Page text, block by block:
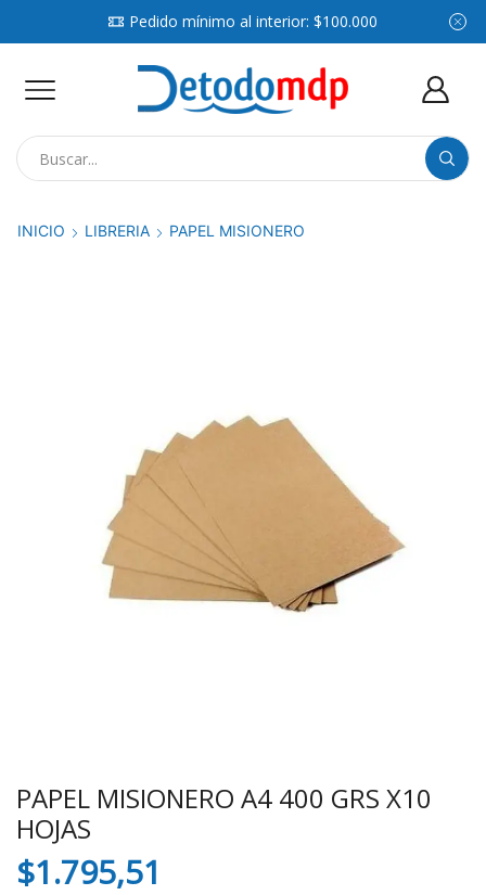
Pedido mínimo al interior: $100.000
INICIO LIBRERIA PAPEL MISIONERO
PAPEL MISIONERO A4 400 GRS X10
HOJAS
$1.795,51